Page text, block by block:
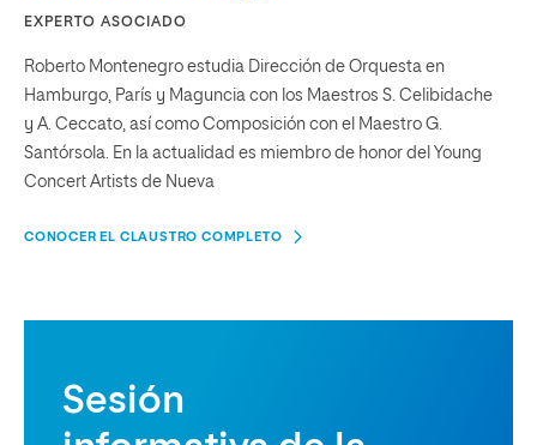
EXPERTO ASOCIADO
Roberto Montenegro estudia Dirección de Orquesta en
Hamburgo, París y Maguncia con los Maestros S. Celibidache
y A. Ceccato, así como Composición con el Maestro G.
Santórsola. En la actualidad es miembro de honor del Young
Concert Artists de Nueva
CONOCER EL CLAUSTRO COMPLETO
Sesión